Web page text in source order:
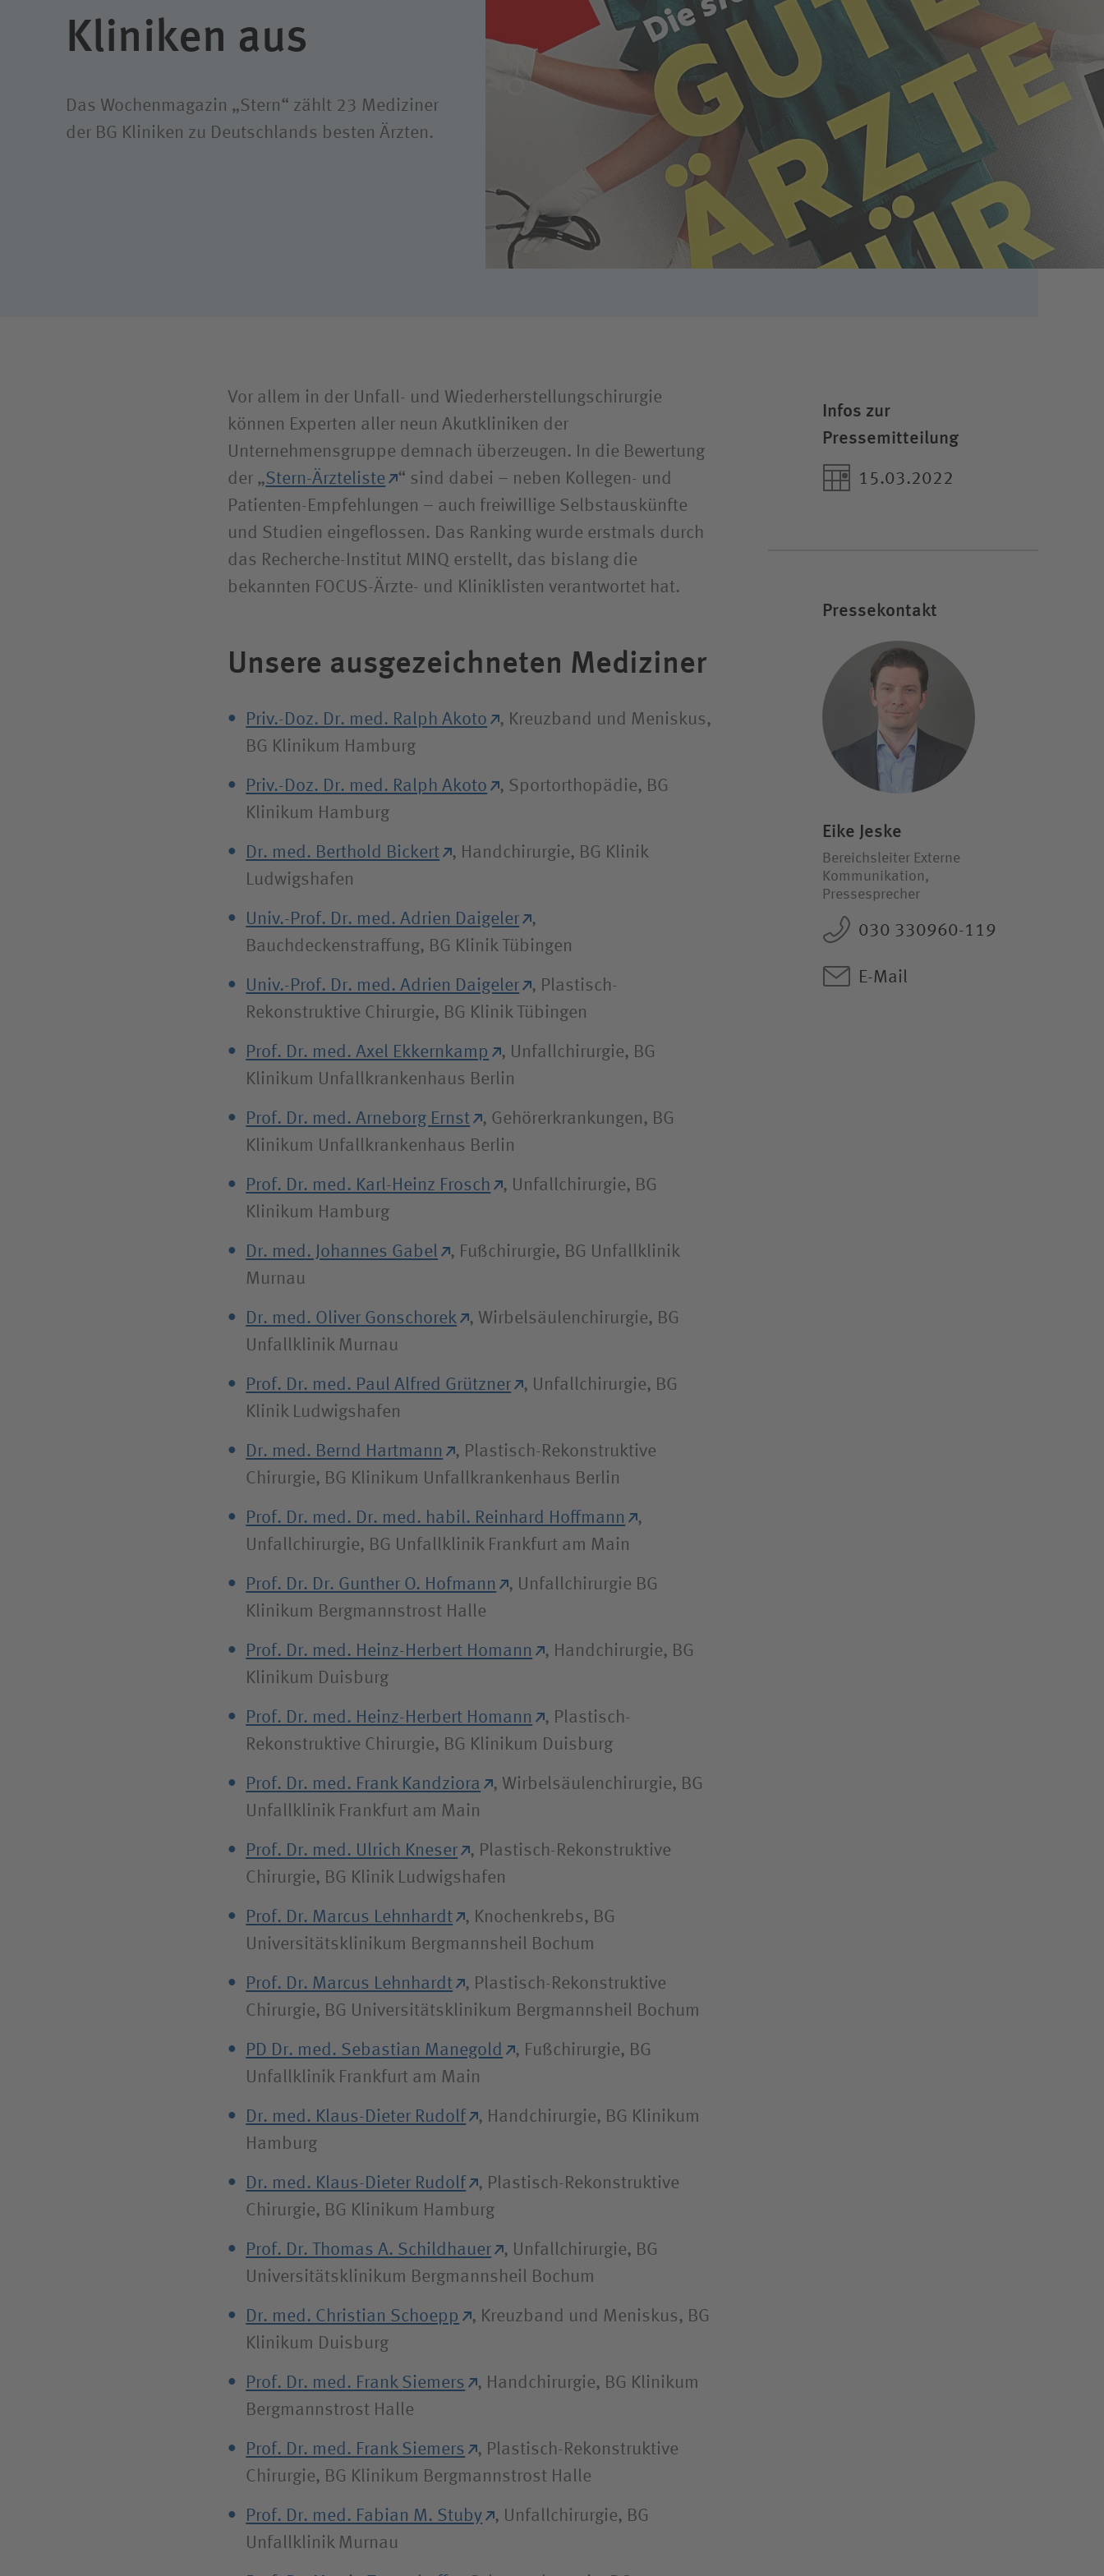
Kliniken aus
Das Wochenmagazin „Stern“ zählt 23 Mediziner
der BG Kliniken zu Deutschlands besten Ärzten.
Infos zur
Pressemitteilung
15.03.2022
Pressekontakt
Eike Jeske
Bereichsleiter Externe
Kommunikation,
Pressesprecher
030 330960-119
E-Mail
Vor allem in der Unfall- und Wiederherstellungschirurgie
können Experten aller neun Akutkliniken der
Unternehmensgruppe demnach überzeugen. In die Bewertung
der „Stern-Ärzteliste
“ sind dabei – neben Kollegen- und
Patienten-Empfehlungen – auch freiwillige Selbstauskünfte
und Studien eingeflossen. Das Ranking wurde erstmals durch
das Recherche-Institut MINQ erstellt, das bislang die
bekannten FOCUS-Ärzte- und Kliniklisten verantwortet hat.
Unsere ausgezeichneten Mediziner
Priv.-Doz. Dr. med. Ralph Akoto
, Kreuzband und Meniskus,
BG Klinikum Hamburg
Priv.-Doz. Dr. med. Ralph Akoto
, Sportorthopädie, BG
Klinikum Hamburg
Dr. med. Berthold Bickert
, Handchirurgie, BG Klinik
Ludwigshafen
Univ.-Prof. Dr. med. Adrien Daigeler
,
Bauchdeckenstraffung, BG Klinik Tübingen
Univ.-Prof. Dr. med. Adrien Daigeler
, Plastisch-
Rekonstruktive Chirurgie, BG Klinik Tübingen
Prof. Dr. med. Axel Ekkernkamp
, Unfallchirurgie, BG
Klinikum Unfallkrankenhaus Berlin
Prof. Dr. med. Arneborg Ernst
, Gehörerkrankungen, BG
Klinikum Unfallkrankenhaus Berlin
Prof. Dr. med. Karl-Heinz Frosch
, Unfallchirurgie, BG
Klinikum Hamburg
Dr. med. Johannes Gabel
, Fußchirurgie, BG Unfallklinik
Murnau
Dr. med. Oliver Gonschorek
, Wirbelsäulenchirurgie, BG
Unfallklinik Murnau
Prof. Dr. med. Paul Alfred Grützner
, Unfallchirurgie, BG
Klinik Ludwigshafen
Dr. med. Bernd Hartmann
, Plastisch-Rekonstruktive
Chirurgie, BG Klinikum Unfallkrankenhaus Berlin
Prof. Dr. med. Dr. med. habil. Reinhard Hoffmann
,
Unfallchirurgie, BG Unfallklinik Frankfurt am Main
Prof. Dr. Dr. Gunther O. Hofmann
, Unfallchirurgie BG
Klinikum Bergmannstrost Halle
Prof. Dr. med. Heinz-Herbert Homann
, Handchirurgie, BG
Klinikum Duisburg
Prof. Dr. med. Heinz-Herbert Homann
, Plastisch-
Rekonstruktive Chirurgie, BG Klinikum Duisburg
Prof. Dr. med. Frank Kandziora
, Wirbelsäulenchirurgie, BG
Unfallklinik Frankfurt am Main
Prof. Dr. med. Ulrich Kneser
, Plastisch-Rekonstruktive
Chirurgie, BG Klinik Ludwigshafen
Prof. Dr. Marcus Lehnhardt
, Knochenkrebs, BG
Universitätsklinikum Bergmannsheil Bochum
Prof. Dr. Marcus Lehnhardt
, Plastisch-Rekonstruktive
Chirurgie, BG Universitätsklinikum Bergmannsheil Bochum
PD Dr. med. Sebastian Manegold
, Fußchirurgie, BG
Unfallklinik Frankfurt am Main
Dr. med. Klaus-Dieter Rudolf
, Handchirurgie, BG Klinikum
Hamburg
Dr. med. Klaus-Dieter Rudolf
, Plastisch-Rekonstruktive
Chirurgie, BG Klinikum Hamburg
Prof. Dr. Thomas A. Schildhauer
, Unfallchirurgie, BG
Universitätsklinikum Bergmannsheil Bochum
Dr. med. Christian Schoepp
, Kreuzband und Meniskus, BG
Klinikum Duisburg
Prof. Dr. med. Frank Siemers
, Handchirurgie, BG Klinikum
Bergmannstrost Halle
Prof. Dr. med. Frank Siemers
, Plastisch-Rekonstruktive
Chirurgie, BG Klinikum Bergmannstrost Halle
Prof. Dr. med. Fabian M. Stuby
, Unfallchirurgie, BG
Unfallklinik Murnau